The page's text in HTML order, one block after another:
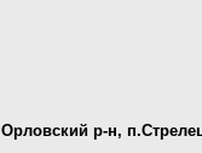
Орловский р-н,